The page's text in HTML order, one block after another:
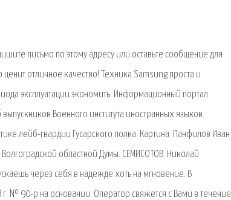
письмо по этому адресу или оставьте сообщение для
отличное качество! Техника Samsung проста и
эксплуатации экономить. Информационный портал
Военного института иностранных языков
лейб-гвардии Гусарского полка. Картина. Панфилов Иван
областной Думы. СЕМИСОТОВ. Николай
через себя в надежде хоть на мгновение. В
№ 90-р на основании. Оператор свяжется с Вами в течение